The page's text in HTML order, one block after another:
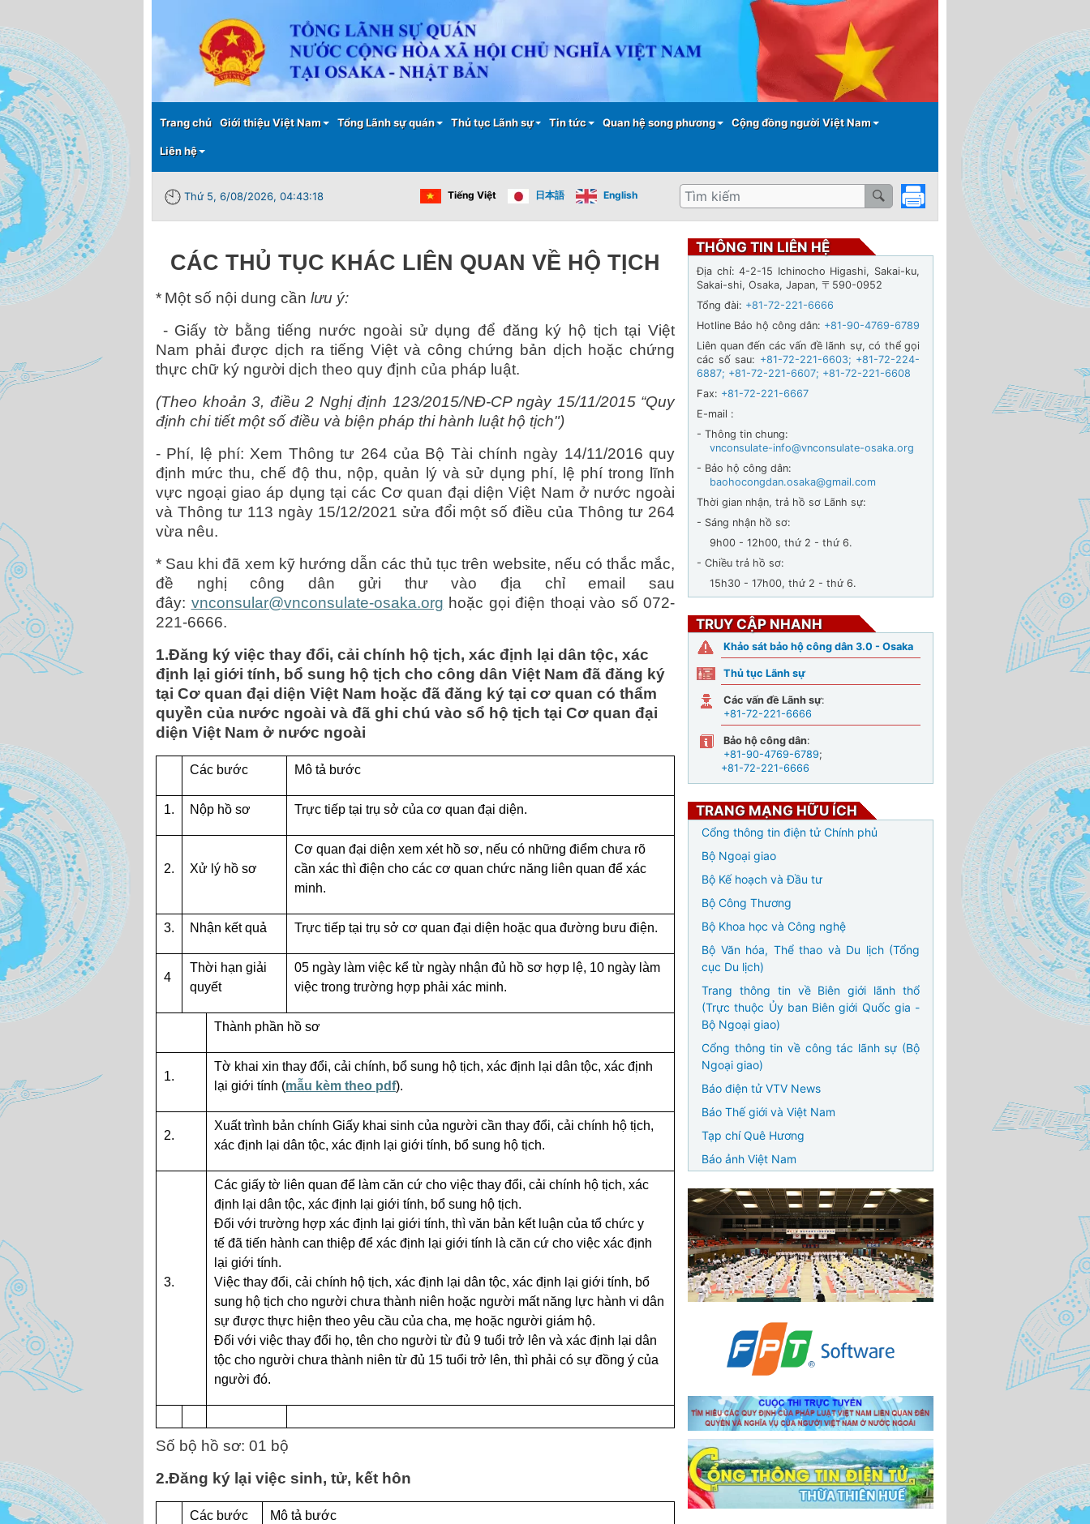
nội
dung
Main menu
Trang chủ Giới thiệu Việt Nam Tổng Lãnh sự quán Thủ tục Lãnh sự Tin tức Quan hệ song phương Cộng đồng người Việt Nam
Liên hệ
Thứ 5, 6/08/2026, 04:43:19 Tiếng Việt 日本語 English
Tìm
kiếm
CÁC THỦ TỤC KHÁC LIÊN QUAN VỀ HỘ TỊCH
* Một số nội dung cần lưu ý:
- Giấy tờ bằng tiếng nước ngoài sử dụng để đăng ký hộ tịch tại Việt
Nam phải được dịch ra tiếng Việt và công chứng bản dịch hoặc chứng
thực chữ ký người dịch theo quy định của pháp luật.
(Theo khoản 3, điều 2 Nghị định 123/2015/NĐ-CP ngày 15/11/2015 “Quy
định chi tiết một số điều và biện pháp thi hành luật hộ tịch")
- Phí, lệ phí: Xem Thông tư 264 của Bộ Tài chính ngày 14/11/2016 quy
định mức thu, chế độ thu, nộp, quản lý và sử dụng phí, lệ phí trong lĩnh
vực ngoại giao áp dụng tại các Cơ quan đại diện Việt Nam ở nước ngoài
và Thông tư 113 ngày 15/12/2021 sửa đổi một số điều của Thông tư 264
vừa nêu.
* Sau khi đã xem kỹ hướng dẫn các thủ tục trên website, nếu có thắc mắc,
đề nghị công dân gửi thư vào địa chỉ email sau
đây: vnconsular@vnconsulate-osaka.org hoặc gọi điện thoại vào số 072-
221-6666.
1.Đăng ký việc thay đổi, cải chính hộ tịch, xác định lại dân tộc, xác
định lại giới tính, bổ sung hộ tịch cho công dân Việt Nam đã đăng ký
tại Cơ quan đại diện Việt Nam hoặc đã đăng ký tại cơ quan có thẩm
quyền của nước ngoài và đã ghi chú vào sổ hộ tịch tại Cơ quan đại
diện Việt Nam ở nước ngoài
Các bước Mô tả bước
1. Nộp hồ sơ Trực tiếp tại trụ sở của cơ quan đại diện.
2. Xử lý hồ sơ
Cơ quan đại diện xem xét hồ sơ, nếu có những điểm chưa rõ
cần xác thì điện cho các cơ quan chức năng liên quan để xác
minh.
3. Nhận kết quả Trực tiếp tại trụ sở cơ quan đại diện hoặc qua đường bưu điện.
4
Thời hạn giải
quyết
05 ngày làm việc kể từ ngày nhận đủ hồ sơ hợp lệ, 10 ngày làm
việc trong trường hợp phải xác minh.
Thành phần hồ sơ
1.
Tờ khai xin thay đổi, cải chính, bổ sung hộ tịch, xác định lại dân tộc, xác định
lại giới tính (mẫu kèm theo pdf).
2.
Xuất trình bản chính Giấy khai sinh của người cần thay đổi, cải chính hộ tịch,
xác định lại dân tộc, xác định lại giới tính, bổ sung hộ tịch.
3.
Các giấy tờ liên quan để làm căn cứ cho việc thay đổi, cải chính hộ tịch, xác
định lại dân tộc, xác định lại giới tính, bổ sung hộ tịch.
Đối với trường hợp xác định lại giới tính, thì văn bản kết luận của tổ chức y
tế đã tiến hành can thiệp để xác định lại giới tính là căn cứ cho việc xác định
lại giới tính.
Việc thay đổi, cải chính hộ tịch, xác định lại dân tộc, xác định lại giới tính, bổ
sung hộ tịch cho người chưa thành niên hoặc người mất năng lực hành vi dân
sự được thực hiện theo yêu cầu của cha, mẹ hoặc người giám hộ.
Đối với việc thay đổi họ, tên cho người từ đủ 9 tuổi trở lên và xác định lại dân
tộc cho người chưa thành niên từ đủ 15 tuổi trở lên, thì phải có sự đồng ý của
người đó.
Số bộ hồ sơ: 01 bộ
2.Đăng ký lại việc sinh, tử, kết hôn
Các bước Mô tả bước
THÔNG TIN LIÊN HỆ
Địa chỉ: 4-2-15 Ichinocho Higashi, Sakai-ku,
Sakai-shi, Osaka, Japan, 〒590-0952
Tổng đài: +81-72-221-6666
Hotline Bảo hộ công dân: +81-90-4769-6789
Liên quan đến các vấn đề lãnh sự, có thể gọi
các số sau: +81-72-221-6603; +81-72-224-
6887; +81-72-221-6607; +81-72-221-6608
Fax: +81-72-221-6667
E-mail :
- Thông tin chung:
vnconsulate-info@vnconsulate-osaka.org
- Bảo hộ công dân:
baohocongdan.osaka@gmail.com
Thời gian nhận, trả hồ sơ Lãnh sự:
- Sáng nhận hồ sơ:
9h00 - 12h00, thứ 2 - thứ 6.
- Chiều trả hồ sơ:
15h30 - 17h00, thứ 2 - thứ 6.
TRUY CẬP NHANH
Khảo sát bảo hộ công dân 3.0 - Osaka
Thủ tục Lãnh sự
Các vấn đề Lãnh sự:
+81-72-221-6666
Bảo hộ công dân:
+81-90-4769-6789;
+81-72-221-6666
TRANG MẠNG HỮU ÍCH
Cổng thông tin điện tử Chính phủ
Bộ Ngoại giao
Bộ Kế hoạch và Đầu tư
Bộ Công Thương
Bộ Khoa học và Công nghệ
Bộ Văn hóa, Thể thao và Du lịch (Tổng
cục Du lịch)
Trang thông tin về Biên giới lãnh thổ
(Trực thuộc Ủy ban Biên giới Quốc gia -
Bộ Ngoại giao)
Cổng thông tin về công tác lãnh sự (Bộ
Ngoại giao)
Báo điện tử VTV News
Báo Thế giới và Việt Nam
Tạp chí Quê Hương
Báo ảnh Việt Nam